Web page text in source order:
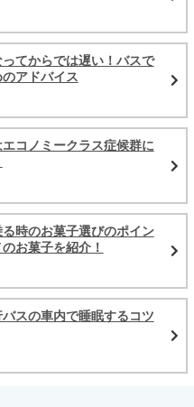
てからでは遅い！バスで
アドバイス
コノミークラス症候群に
時のお菓子選びのポイン
お菓子を紹介！
スの車内で睡眠するコツ